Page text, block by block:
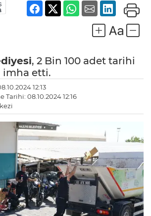
, 2 Bin 100 adet tarihi
imha etti.
12:13
08.10.2024 12:16